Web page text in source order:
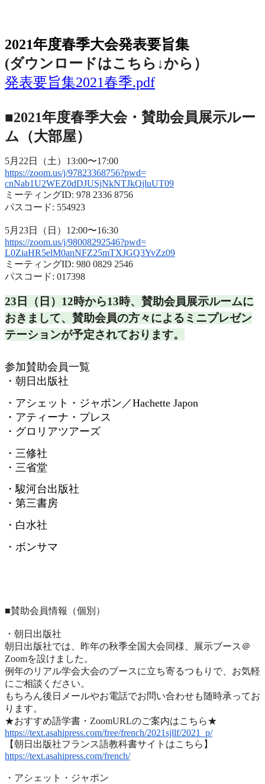
2021年度春季大会発表要旨集
(ダウンロードはこちら↓から ）
発表要旨集2021春季.pdf
■2021年度春季大会・賛助会員展示ルー
ム（大部屋）
5月22日（土）13:00〜17:00
https://zoom.us/j/97823368756?pwd=
cnNab1U2WEZ0dDJUSjNkNTJkQjluUT09
ミーティングID: 978 2336 8756
パスコード: 554923
5月23日（日）12:00〜16:30
https://zoom.us/j/98008292546?pwd=
L0ZiaHR5elM0anNFZ25mTXJGQ3YvZz09
ミーティングID: 980 0829 2546
パスコード: 017398
23日（日）12時から13時、 賛助会員展示ルームに
おきまして、 賛助会員の方々によるミニプレゼン
テーションが予定されております。
参加賛助会員一覧
・朝日出版社
・アシェット・ジャポン／Hachette Japon
・アティーナ・プレス
・グロリアツアーズ
・三修社
・三省堂
・駿河台出版社
・第三書房
・白水社
・ボンサマ
■賛助会員情報（個別）
・朝日出版社
朝日出版社では、昨年の秋季全国大会同様、展示ブース＠
Zoomを設けました。
例年のリアル学会大会のブースに立ち寄るつもりで、 お気軽
にご相談ください。
もちろん後日メールやお電話でお問い合わせも随時承ってお
ります。
★おすすめ語学書・ZoomURLのご案内はこちら★
https://text.asahipress.com/free/french/2021sjllf/2021_p/
【朝日出版社フランス語教科書サイトはこちら】
https://text.asahipress.com/french/
・アシェット・ジャポン